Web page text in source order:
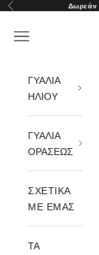
Μετάβαση στο
Προηγούμενο Δωρεάν
Μενού
ΓΥΑΛΙΑ
ΗΛΙΟΥ
ΓΥΑΛΙΑ
ΟΡΑΣΕΩΣ
ΣΧΕΤΙΚΑ
ΜΕ ΕΜΑΣ
ΤΑ